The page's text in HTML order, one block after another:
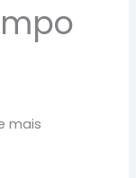
mais